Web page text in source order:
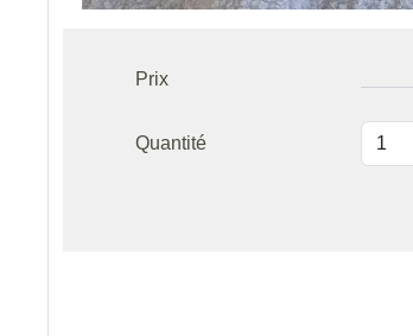
Prix
Quantité